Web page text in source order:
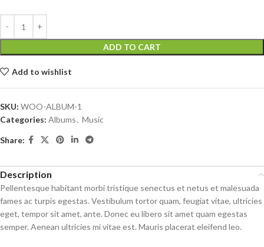
ADD TO CART
Add to wishlist
SKU: WOO-ALBUM-1
Categories: Albums, Music
Share:
Description
Pellentesque habitant morbi tristique senectus et netus et malesuada
fames ac turpis egestas. Vestibulum tortor quam, feugiat vitae, ultricies
eget, tempor sit amet, ante. Donec eu libero sit amet quam egestas
semper. Aenean ultricies mi vitae est. Mauris placerat eleifend leo.